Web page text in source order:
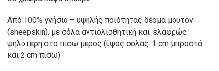
Από 100% γνήσιο – υψηλής ποιότητας δέρμα μουτόν
(sheepskin), με σόλα αντιολισθητική και ελαφρώς
ψηλότερη στο πίσω μέρος (ύψος σόλας: 1 cm μπροστά
και 2 cm πίσω)